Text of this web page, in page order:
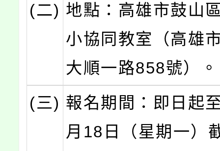
(二) 地點：高雄市鼓山
小協同教室（高雄
大順一路858號）。
(三) 報名期間：即日起
月18日（星期一）